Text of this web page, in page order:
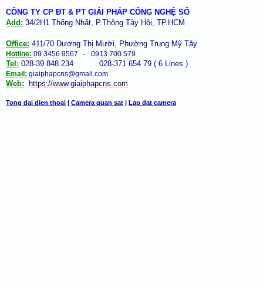
CÔNG TY CP ĐT & PT GIẢI PHÁP CÔNG NGHỆ SỐ
Add: 34/2H1 Thống Nhất, P.Thông Tây Hội, TP.HCM
Office: 411/70 Dương Thị Mười, Phường Trung Mỹ Tây
Hotline: 09 3456 9567 - 0913 700 579
Tel: 028-39 848 234 028-371 654 79 ( 6 Lines )
Email: giaiphapcns@gmail.com
Web: https://www.giaiphapcns.com
Tong dai dien thoai | Camera quan sat | Lap dat camera